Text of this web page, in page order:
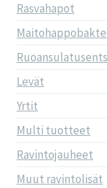
Rasvahapot
Levät
Yrtit
Multi tuotteet
Ravintojauheet
Muut ravintolisät